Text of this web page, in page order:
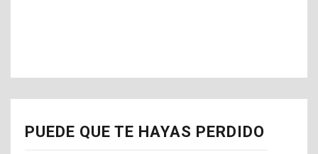
PUEDE QUE TE HAYAS PERDIDO